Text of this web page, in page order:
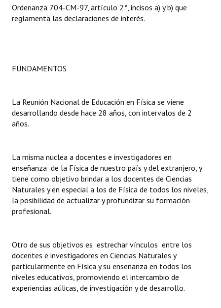
DOCUMENTOS
Dictámenes Asesoría Letrada
Informes de Unidad Coordinadora
Ejecución Presupuestaria
NORMATIVA
Comunicaciones
Declaraciones
Resoluciones de Presidencia
INSTITUCIONAL
Ordenanza 704-CM-97, artículo 2°, incisos a) y b) que
reglamenta las declaraciones de interés.
FUNDAMENTOS
La Reunión Nacional de Educación en Física se viene
desarrollando desde hace 28 años, con intervalos de 2
años.
La misma nuclea a docentes e investigadores en
enseñanza de la Física de nuestro país y del extranjero, y
tiene como objetivo brindar a los docentes de Ciencias
Naturales y en especial a los de Física de todos los niveles,
la posibilidad de actualizar y profundizar su formación
profesional.
Otro de sus objetivos es estrechar vínculos entre los
docentes e investigadores en Ciencias Naturales y
particularmente en Física y su enseñanza en todos los
niveles educativos, promoviendo el intercambio de
experiencias aúlicas, de investigación y de desarrollo.